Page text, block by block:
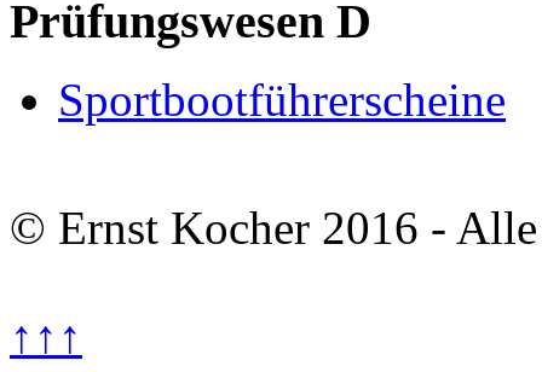
Prüfungswesen D
Sportbootführerscheine
© Ernst Kocher 2016 -
↑↑↑